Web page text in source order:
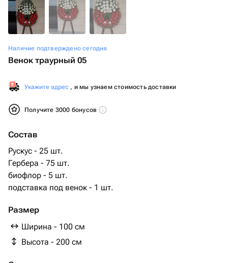
Наличие подтверждено сегодня
Венок траурный 05
Укажите адрес , и мы узнаем стоимость доставки
Получите 3000 бонусов
Состав
Рускус - 25 шт.
Гербера - 75 шт.
биофлор - 5 шт.
подставка под венок - 1 шт.
Размер
Ширина - 100 см
Высота - 200 см